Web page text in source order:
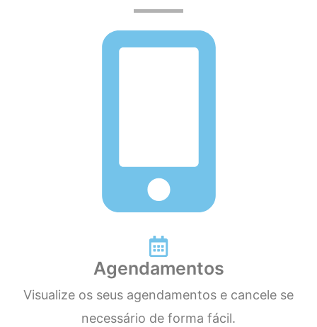
Agendamentos
Visualize os seus agendamentos e cancele se
necessário de forma fácil.